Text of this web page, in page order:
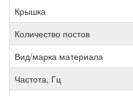
Крышка
Количество постов
Вид/марка материала
Частота, Гц